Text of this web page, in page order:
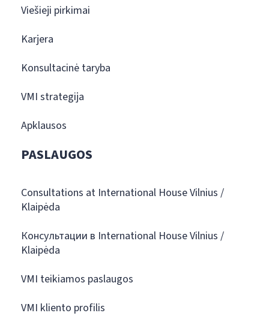
Viešieji pirkimai
Karjera
Konsultacinė taryba
VMI strategija
Apklausos
PASLAUGOS
Consultations at International House Vilnius /
Klaipėda
Консультации в International House Vilnius /
Klaipėda
VMI teikiamos paslaugos
VMI kliento profilis